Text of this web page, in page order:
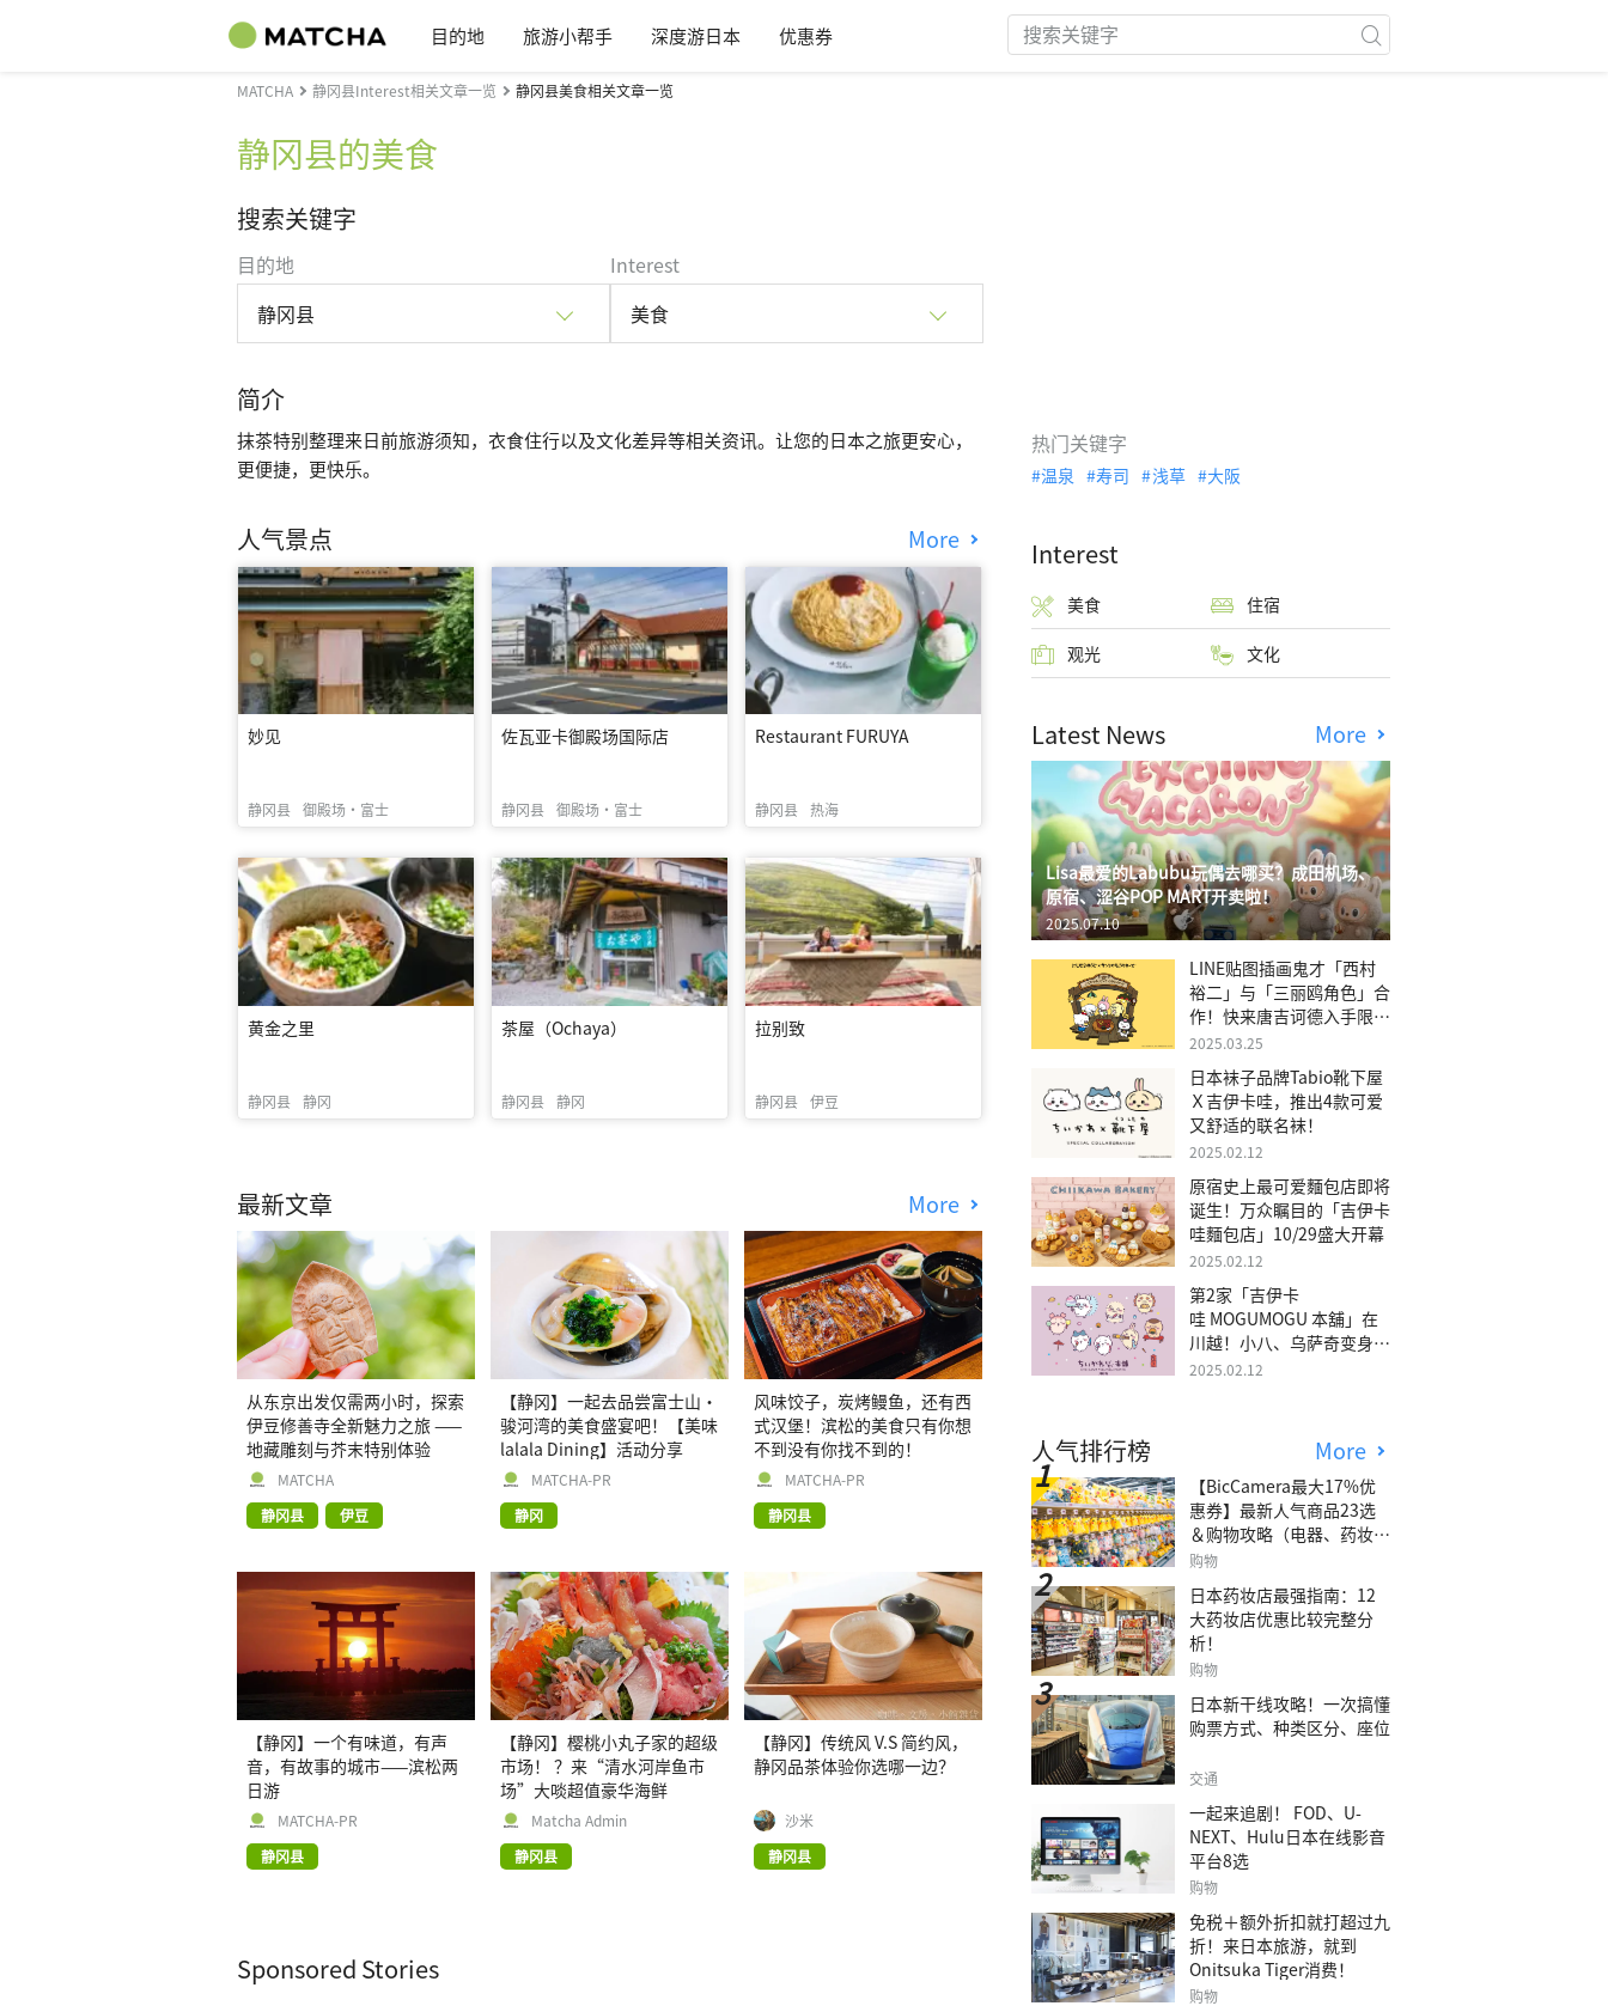
目的地 旅游小帮手 深度游日本 优惠券
MATCHA 静冈县Interest相关文章一览 静冈县美食相关文章一览
静冈县的美食
搜索关键字
目的地
静冈县
Interest
美食
简介
抹茶特别整理来日前旅游须知，衣食住行以及文化差异等相关资讯。让您的日本之旅更安心，
更便捷，更快乐。
人气景点 More
妙见
静冈县 御殿场・富士
佐瓦亚卡御殿场国际店
静冈县 御殿场・富士
Restaurant FURUYA
静冈县 热海
黄金之里
静冈县 静冈
茶屋（Ochaya）
静冈县 静冈
拉别致
静冈县 伊豆
最新文章 More
从东京出发仅需两小时，探索
伊豆修善寺全新魅力之旅 ——
地藏雕刻与芥末特别体验
MATCHA
静冈县
伊豆
【静冈】一起去品尝富士山・
骏河湾的美食盛宴吧！【美味
lalala Dining】活动分享
MATCHA-PR
静冈
风味饺子，炭烤鳗鱼，还有西
式汉堡！滨松的美食只有你想
不到没有你找不到的！
MATCHA-PR
静冈县
【静冈】一个有味道，有声
音，有故事的城市——滨松两
日游
MATCHA-PR
静冈县
【静冈】樱桃小丸子家的超级
市场！ ？来“清水河岸鱼市
场”大啖超值豪华海鲜
Matcha Admin
静冈县
【静冈】传统风 V.S 简约风，
静冈品茶体验你选哪一边？
沙米
静冈县
Sponsored Stories
热门关键字
温泉 寿司 浅草 大阪
Interest
美食 住宿
观光 文化
Latest News More
Lisa最爱的Labubu玩偶去哪买？成田机场、
原宿、涩谷POP MART开卖啦！
2025.07.10
LINE贴图插画鬼才「西村
裕二」与「三丽鸥角色」合
作！快来唐吉诃德入手限量
商品
2025.03.25
日本袜子品牌Tabio靴下屋
Ｘ吉伊卡哇，推出4款可爱
又舒适的联名袜！
2025.02.12
原宿史上最可爱麵包店即将
诞生！万众瞩目的「吉伊卡
哇麵包店」10/29盛大开幕
2025.02.12
第2家「吉伊卡
哇 MOGUMOGU 本舖」在
川越！小八、乌萨奇变身可
爱地瓜！
2025.02.12
人气排行榜 More
【BicCamera最大17%优
惠券】最新人气商品23选
＆购物攻略（电器、药妆、
玩具等）
购物
日本药妆店最强指南：12
大药妆店优惠比较完整分
析！
购物
日本新干线攻略！一次搞懂
购票方式、种类区分、座位
交通
一起来追剧！ FOD、U-
NEXT、Hulu日本在线影音
平台8选
购物
免税＋额外折扣就打超过九
折！来日本旅游，就到
Onitsuka Tiger消费！
购物